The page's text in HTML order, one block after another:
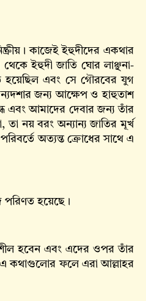
কাজেই ইহুদীদের একথার
ইহুদী জাতি ঘোর লাঞ্ছনা-
হয়েছিল এবং সে গৌরবের যুগ
জন্য আক্ষেপ ও হাহুতাশ
এবং আমাদের দেবার জন্য তাঁর
নয় বরং অন্যান্য জাতির মূর্খ
অত্যন্ত ক্রোধের সাথে এ
পরিণত হয়েছে।
হবেন এবং এদের ওপর তাঁর
কথাগুলোর ফলে এরা আল্লাহর